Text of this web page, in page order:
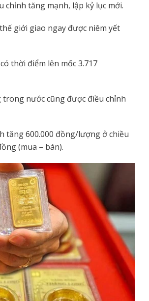
tăng mạnh, lập kỷ lục mới.
giới giao ngay được niêm yết
thời điểm lên mốc 3.717
nước cũng được điều chỉnh
tăng 600.000 đồng/lượng ở chiều
(mua – bán).